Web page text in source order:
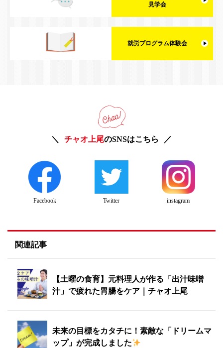
見学会
就労プログラム体験会
チャオ上尾のSNSはこちら
Facebook Twitter instagram
関連記事
【土曜の食育】元料理人が作る「出汁味噌
汁」で疲れた胃腸をケア｜チャオ上尾
未来の目標をカタチに！素敵な「ドリームマ
ップ」が完成しました